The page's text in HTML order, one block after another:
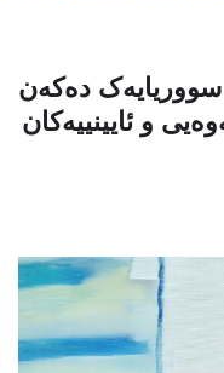
سووریایەک دەکەن
و ئایینییەکان